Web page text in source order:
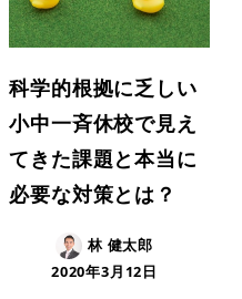
科学的根拠に乏しい
小中一斉休校で見え
てきた課題と本当に
必要な対策とは？
林 健太郎
2020年3月12日